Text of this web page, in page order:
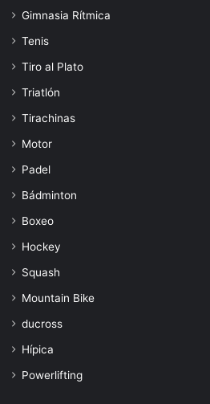
Gimnasia Rítmica
Tenis
Tiro al Plato
Triatlón
Tirachinas
Motor
Padel
Bádminton
Boxeo
Hockey
Squash
Mountain Bike
ducross
Hípica
Powerlifting